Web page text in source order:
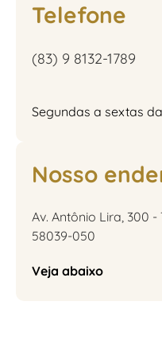
Telefone
(83) 9 8132-1789
Segundas a sextas
Nosso
Av. Antônio Lira, 300
58039-050
Veja abaixo